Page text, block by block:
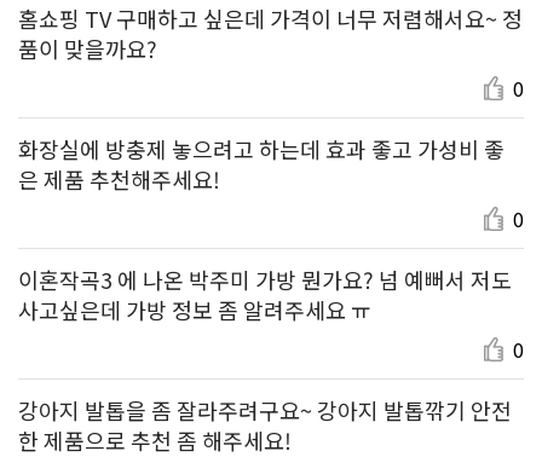
홈쇼핑 TV 구매하고 싶은데 가격이 너무 저렴해서요~ 정
품이 맞을까요?
0
화장실에 방충제 놓으려고 하는데 효과 좋고 가성비 좋
은 제품 추천해주세요!
0
이혼작곡3 에 나온 박주미 가방 뭔가요? 넘 예뻐서 저도
사고싶은데 가방 정보 좀 알려주세요 ㅠ
0
강아지 발톱을 좀 잘라주려구요~ 강아지 발톱깎기 안전
한 제품으로 추천 좀 해주세요!